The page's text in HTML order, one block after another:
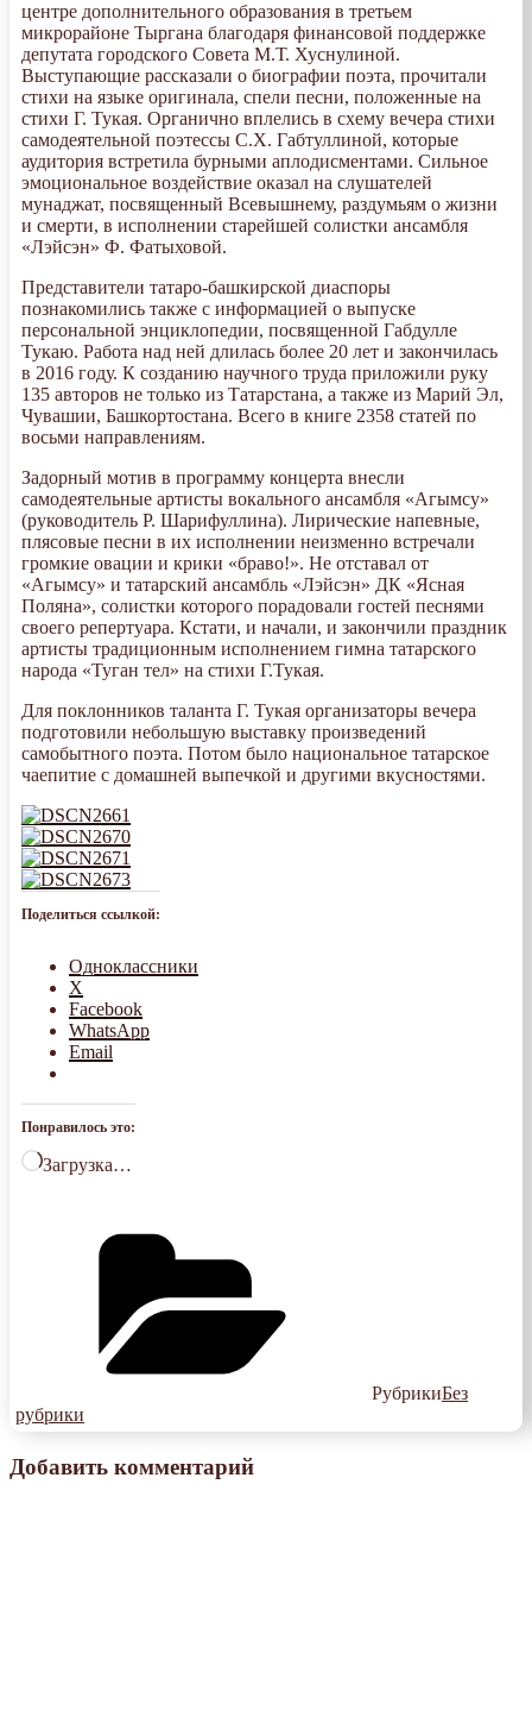
центре дополнительного образования в третьем
микрорайоне Тыргана благодаря финансовой поддержке
депутата городского Совета М.Т. Хуснулиной.
Выступающие рассказали о биографии поэта, прочитали
стихи на языке оригинала, спели песни, положенные на
стихи Г. Тукая. Органично вплелись в схему вечера стихи
самодеятельной поэтессы С.Х. Габтуллиной, которые
аудитория встретила бурными аплодисментами. Сильное
эмоциональное воздействие оказал на слушателей
мунаджат, посвященный Всевышнему, раздумьям о жизни
и смерти, в исполнении старейшей солистки ансамбля
«Лэйсэн» Ф. Фатыховой.
Представители татаро-башкирской диаспоры
познакомились также с информацией о выпуске
персональной энциклопедии, посвященной Габдулле
Тукаю. Работа над ней длилась более 20 лет и закончилась
в 2016 году. К созданию научного труда приложили руку
135 авторов не только из Татарстана, а также из Марий Эл,
Чувашии, Башкортостана. Всего в книге 2358 статей по
восьми направлениям.
Задорный мотив в программу концерта внесли
самодеятельные артисты вокального ансамбля «Агымсу»
(руководитель Р. Шарифуллина). Лирические напевные,
плясовые песни в их исполнении неизменно встречали
громкие овации и крики «браво!». Не отставал от
«Агымсу» и татарский ансамбль «Лэйсэн» ДК «Ясная
Поляна», солистки которого порадовали гостей песнями
своего репертуара. Кстати, и начали, и закончили праздник
артисты традиционным исполнением гимна татарского
народа «Туган тел» на стихи Г.Тукая.
Для поклонников таланта Г. Тукая организаторы вечера
подготовили небольшую выставку произведений
самобытного поэта. Потом было национальное татарское
чаепитие с домашней выпечкой и другими вкусностями.
Поделиться ссылкой:
Одноклассники
X
Facebook
WhatsApp
Email
Понравилось это:
Загрузка…
РубрикиБез
рубрики
Добавить комментарий